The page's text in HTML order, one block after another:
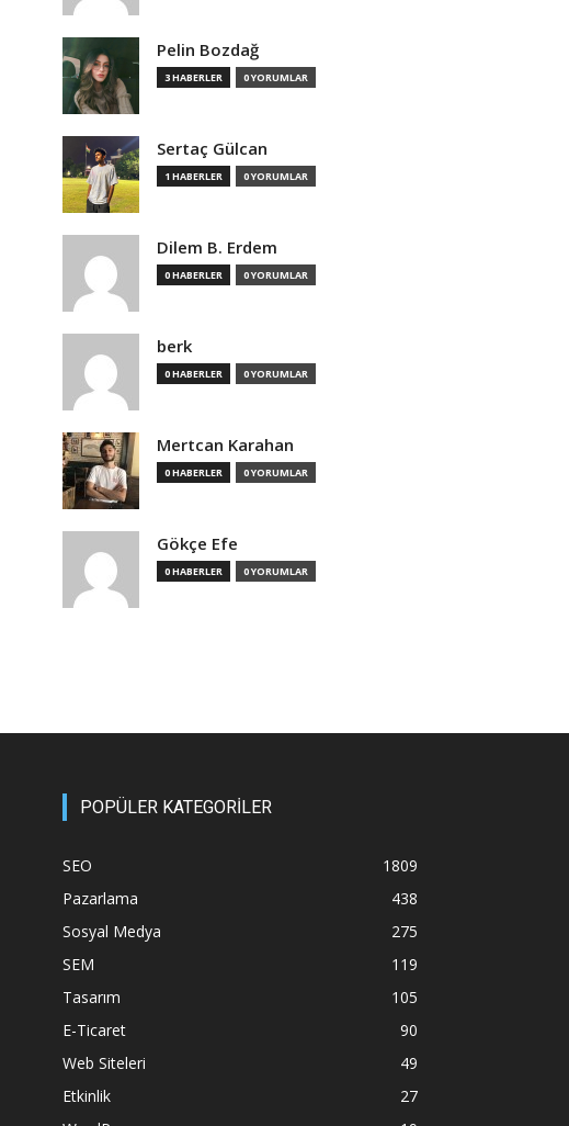
Pelin Bozdağ
3 HABERLER 0 YORUMLAR
Sertaç Gülcan
1 HABERLER 0 YORUMLAR
Dilem B. Erdem
0 HABERLER 0 YORUMLAR
berk
0 HABERLER 0 YORUMLAR
Mertcan Karahan
0 HABERLER 0 YORUMLAR
Gökçe Efe
0 HABERLER 0 YORUMLAR
POPÜLER KATEGORİLER
SEO
1809
Pazarlama
438
Sosyal Medya
275
SEM
119
Tasarım
105
E-Ticaret
90
Web Siteleri
49
Etkinlik
27